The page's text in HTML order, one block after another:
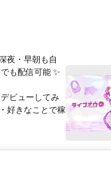
夜・早朝も自
も配信可能 ✨
ビューしてみ
好きなことで稼